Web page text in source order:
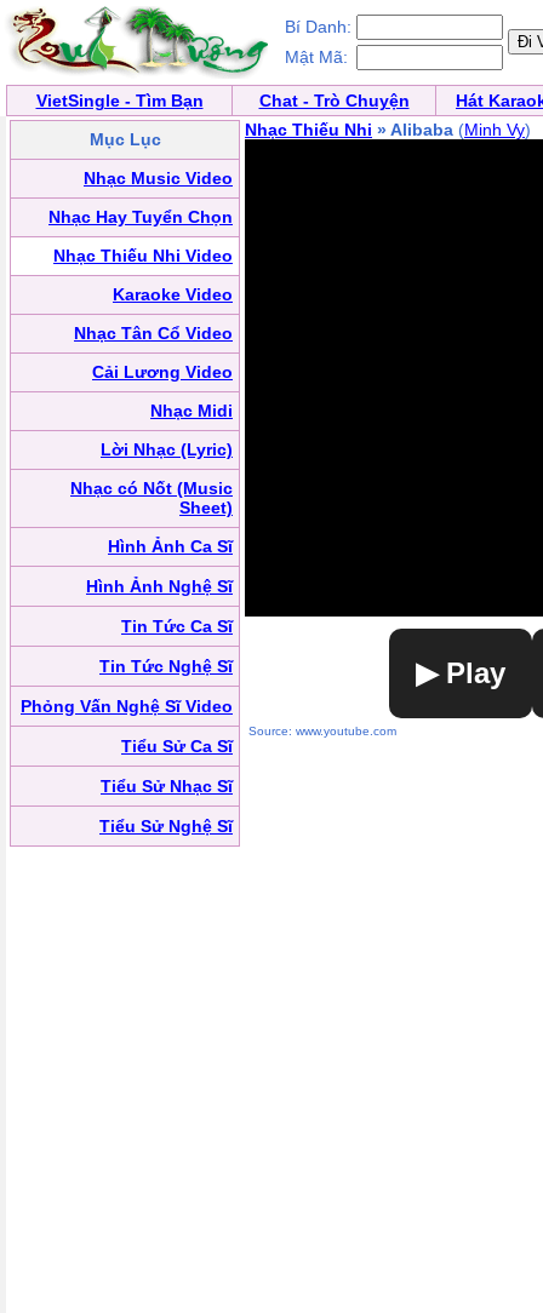
Bí Danh:
Mật Mã:
VietSingle - Tìm Bạn Chat - Trò Chuyện
Hát
Mục Lục
Nhạc Music Video
Nhạc Hay Tuyển Chọn
Nhạc Thiếu Nhi Video
Karaoke Video
Nhạc Tân Cổ Video
Cải Lương Video
Nhạc Midi
Lời Nhạc (Lyric)
Nhạc có Nốt (Music
Sheet)
Hình Ảnh Ca Sĩ
Hình Ảnh Nghệ Sĩ
Tin Tức Ca Sĩ
Tin Tức Nghệ Sĩ
Phỏng Vấn Nghệ Sĩ Video
Tiểu Sử Ca Sĩ
Tiểu Sử Nhạc Sĩ
Tiểu Sử Nghệ Sĩ
Nhạc Thiếu Nhi » Alibaba (Minh Vy)
▶ Play
Source: www.youtube.com